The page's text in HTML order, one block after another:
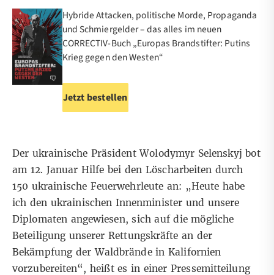
Hybride Attacken, politische Morde, Propaganda
und Schmiergelder – das alles im neuen
CORRECTIV-Buch „Europas Brandstifter: Putins
Krieg gegen den Westen“
Jetzt bestellen
Der ukrainische Präsident Wolodymyr Selenskyj bot
am 12. Januar Hilfe bei den Löscharbeiten durch
150 ukrainische Feuerwehrleute an: „Heute habe
ich den ukrainischen Innenminister und unsere
Diplomaten angewiesen, sich auf die mögliche
Beteiligung unserer Rettungskräfte an der
Bekämpfung der Waldbrände in Kalifornien
vorzubereiten“, heißt es in einerPressemitteilung